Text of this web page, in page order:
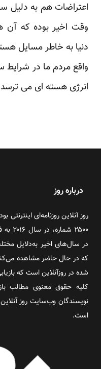
اعتراضات هم به دلیل
وقت اخیر بوده که آن
دنیا به خاطر مسایل
واقع مردم ما در شرایط
انرژی هسته ای می
درباره روز
در سال‌های اخیر به‌دلایل
که در حال حاضر مشاهده
شده در روزآنلاین است که
کلیه حقوق معنوی مطالب
نویسندگان وب‌سایت روز آنلاین
است.